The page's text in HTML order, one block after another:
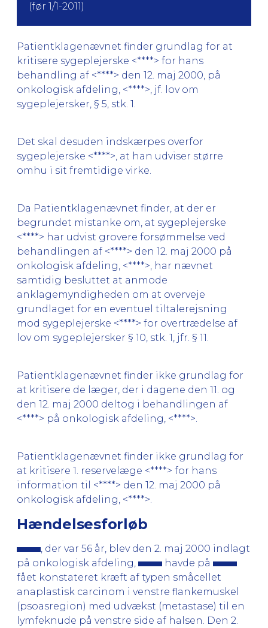
(før 1/1-2011)
Patientklagenævnet finder grundlag for at
kritisere sygeplejerske <****> for hans
behandling af <****> den 12. maj 2000, på
onkologisk afdeling, <****>, jf. lov om
sygeplejersker, § 5, stk. 1.
Det skal desuden indskærpes overfor
sygeplejerske <****>, at han udviser større
omhu i sit fremtidige virke.
Da Patientklagenævnet finder, at der er
begrundet mistanke om, at sygeplejerske
<****> har udvist grovere forsømmelse ved
behandlingen af <****> den 12. maj 2000 på
onkologisk afdeling, <****>, har nævnet
samtidig besluttet at anmode
anklagemyndigheden om at overveje
grundlaget for en eventuel tiltalerejsning
mod sygeplejerske <****> for overtrædelse af
lov om sygeplejersker § 10, stk. 1, jfr. § 11.
Patientklagenævnet finder ikke grundlag for
at kritisere de læger, der i dagene den 11. og
den 12. maj 2000 deltog i behandlingen af
<****> på onkologisk afdeling, <****>.
Patientklagenævnet finder ikke grundlag for
at kritisere 1. reservelæge <****> for hans
information til <****> den 12. maj 2000 på
onkologisk afdeling, <****>.
Hændelsesforløb
, der var 56 år, blev den 2. maj 2000 indlagt
på onkologisk afdeling,
havde på
fået konstateret kræft af typen småcellet
anaplastisk carcinom i venstre flankemuskel
(psoasregion) med udvækst (metastase) til en
lymfeknude på venstre side af halsen. Den 2.